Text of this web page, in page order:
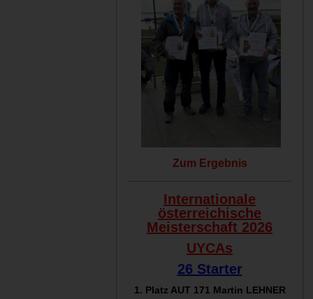
Zum Ergebnis
Internationale
österreichische
Meisterschaft 2026
UYCAs
26 Starter
1. Platz AUT 171 Martin LEHNER